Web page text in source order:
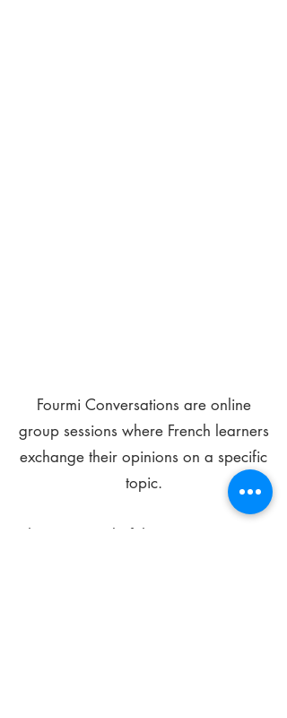
Fourmi Conversations are online
group sessions where French learners
exchange their opinions on a specific
topic.
The main goal of these meetings is to